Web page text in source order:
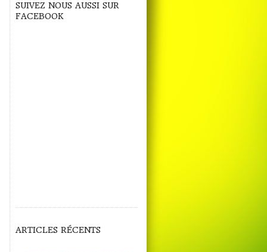
SUIVEZ NOUS AUSSI SUR
FACEBOOK
ARTICLES RÉCENTS